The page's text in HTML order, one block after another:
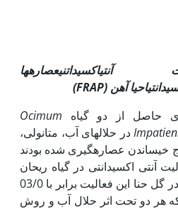
آنتیاکسیداتنیعصارهها
تیاحیا آهن (FRAP)
حاصل از دو گیاه Ocimum
در حلال‏های آب، متانولی،
خیساندن عصاره‏گیری شده بودند
آنتی اکسیدانتی در گیاه ریحان
11/0± 878/0 میلی‏مولار و در گل حنا این فعالیت برابر با 03/0
که هر دو تحت اثر حلال آب و روش